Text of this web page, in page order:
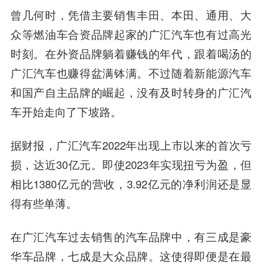
曾几何时，凭借主要销售丰田、本田、通用、大
众等燃油车合资品牌起家的广汇汽车也有过高光
时刻。在外资品牌躺着赚钱的年代，跟着喝汤的
广汇汽车也赚得盆满钵满。不过随着新能源汽车
和国产自主品牌的崛起，没有及时转身的广汇汽
车开始走向了下坡路。
据财报，广汇汽车2022年出现上市以来的首次亏
损，达近30亿元。即使2023年实现扭亏为盈，但
相比1380亿元的营收，3.92亿元的净利润还是显
得有些单薄。
在广汇汽车过去销售的汽车品牌中，有三成是豪
华车品牌，七成是大众品牌。这使得即便是在最